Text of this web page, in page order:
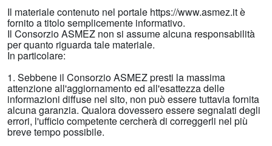
Il materiale contenuto nel portale https://www.asmez.it è
fornito a titolo semplicemente informativo.
Il Consorzio ASMEZ non si assume alcuna responsabilità
per quanto riguarda tale materiale.
In particolare:
1. Sebbene il Consorzio ASMEZ presti la massima
attenzione all'aggiornamento ed all'esattezza delle
informazioni diffuse nel sito, non può essere tuttavia fornita
alcuna garanzia. Qualora dovessero essere segnalati degli
errori, l'ufficio competente cercherà di correggerli nel più
breve tempo possibile.